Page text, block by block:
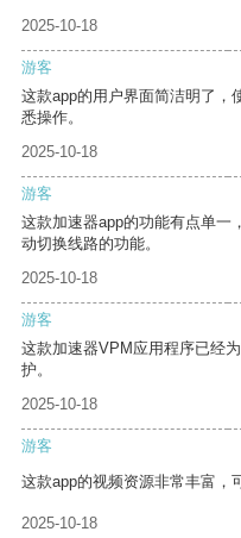
2025-10-18
游客
这款app的用户界面简洁明了，
悉操作。
2025-10-18
游客
这款加速器app的功能有点单一
动切换线路的功能。
2025-10-18
游客
这款加速器VPM应用程序已经
护。
2025-10-18
游客
这款app的视频资源非常丰富，
2025-10-18